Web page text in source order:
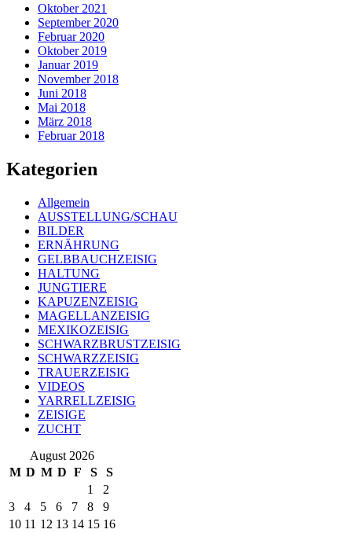
Oktober 2021
September 2020
Februar 2020
Oktober 2019
Januar 2019
November 2018
Juni 2018
Mai 2018
März 2018
Februar 2018
Kategorien
Allgemein
AUSSTELLUNG/SCHAU
BILDER
ERNÄHRUNG
GELBBAUCHZEISIG
HALTUNG
JUNGTIERE
KAPUZENZEISIG
MAGELLANZEISIG
MEXIKOZEISIG
SCHWARZBRUSTZEISIG
SCHWARZZEISIG
TRAUERZEISIG
VIDEOS
YARRELLZEISIG
ZEISIGE
ZUCHT
August 2026
M D M D F S
S
1
2
3
4 5 6 7 8
9
10 11 12 13 14 15 16